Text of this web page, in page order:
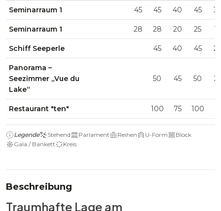
Seminarraum 1 45 45 40 45
Seminarraum 1 28 28 20 25
Schiff Seeperle 45 40 45
Panorama –
Seezimmer „Vue du
Lake“
50 45 50 25
Restaurant "ten" 100 75 100
Legende Stehend Parlament Reihen U-Form
Block
Gala / Bankett
Kreis
Beschreibung
Traumhafte Lage am